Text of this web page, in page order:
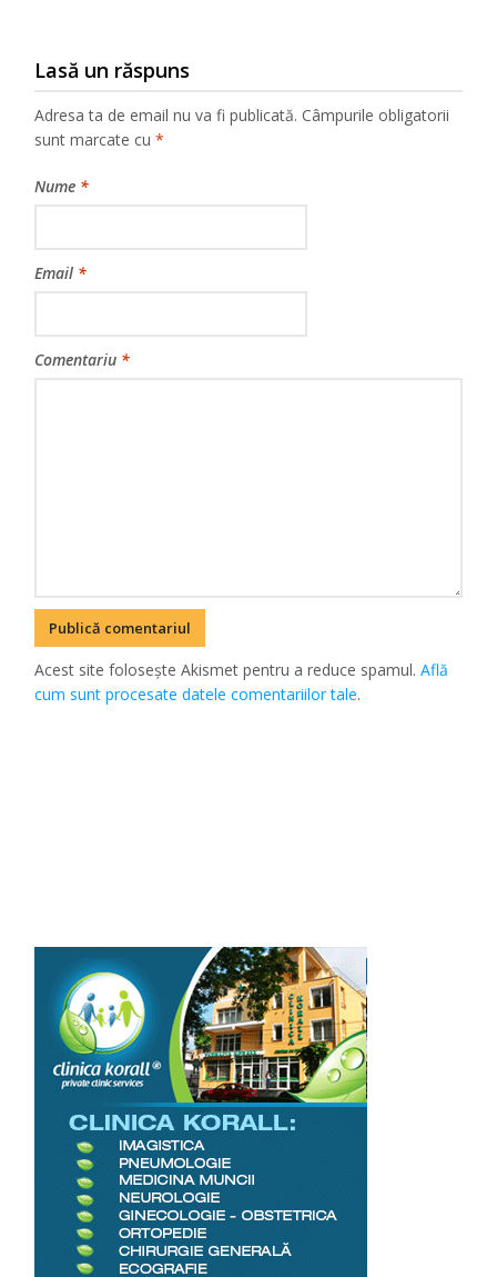
Lasă un răspuns
Adresa ta de email nu va fi publicată. Câmpurile obligatorii
sunt marcate cu*
Nume *
Email *
Comentariu *
Acest site folosește Akismet pentru a reduce spamul.Află
cum sunt procesate datele comentariilor tale.